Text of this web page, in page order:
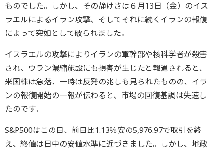
ものでした。しかし、その静けさは６月13日（金）のイス
ラエルによるイラン攻撃、そしてそれに続くイランの報復
によって突如として破られました。
イスラエルの攻撃によりイランの軍幹部や核科学者が殺害
され、ウラン濃縮施設にも損害が生じたと報道されると、
米国株は急落、一時は反発の兆しも見られたものの、イラ
ンの報復開始の一報が伝わると、市場の回復基調は失速し
たのです。
S&P500はこの日、前日比1.13％安の5,976.97で取引を終
え、終値は日中の安値水準に近づきました。しかし、地政